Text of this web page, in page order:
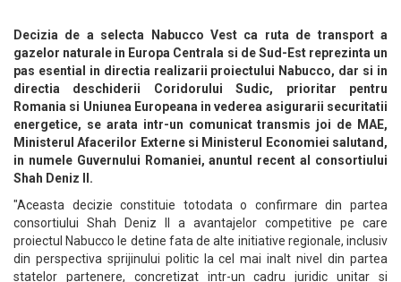
Decizia de a selecta Nabucco Vest ca ruta de transport a
gazelor naturale in Europa Centrala si de Sud-Est reprezinta un
pas esential in directia realizarii proiectului Nabucco, dar si in
directia deschiderii Coridorului Sudic, prioritar pentru
Romania si Uniunea Europeana in vederea asigurarii securitatii
energetice, se arata intr-un comunicat transmis joi de MAE,
Ministerul Afacerilor Externe si Ministerul Economiei salutand,
in numele Guvernului Romaniei, anuntul recent al consortiului
Shah Deniz II.
"Aceasta decizie constituie totodata o confirmare din partea
consortiului Shah Deniz II a avantajelor competitive pe care
proiectul Nabucco le detine fata de alte initiative regionale, inclusiv
din perspectiva sprijinului politic la cel mai inalt nivel din partea
statelor partenere, concretizat intr-un cadru juridic unitar si